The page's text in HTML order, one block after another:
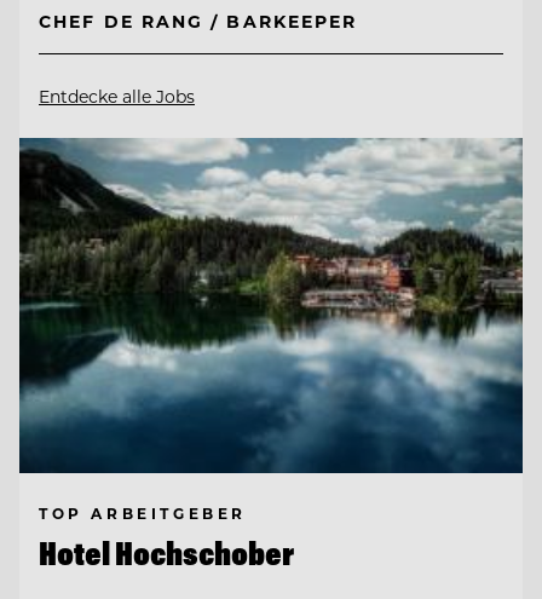
CHEF DE RANG / BARKEEPER
Entdecke alle Jobs
TOP ARBEITGEBER
Hotel Hochschober